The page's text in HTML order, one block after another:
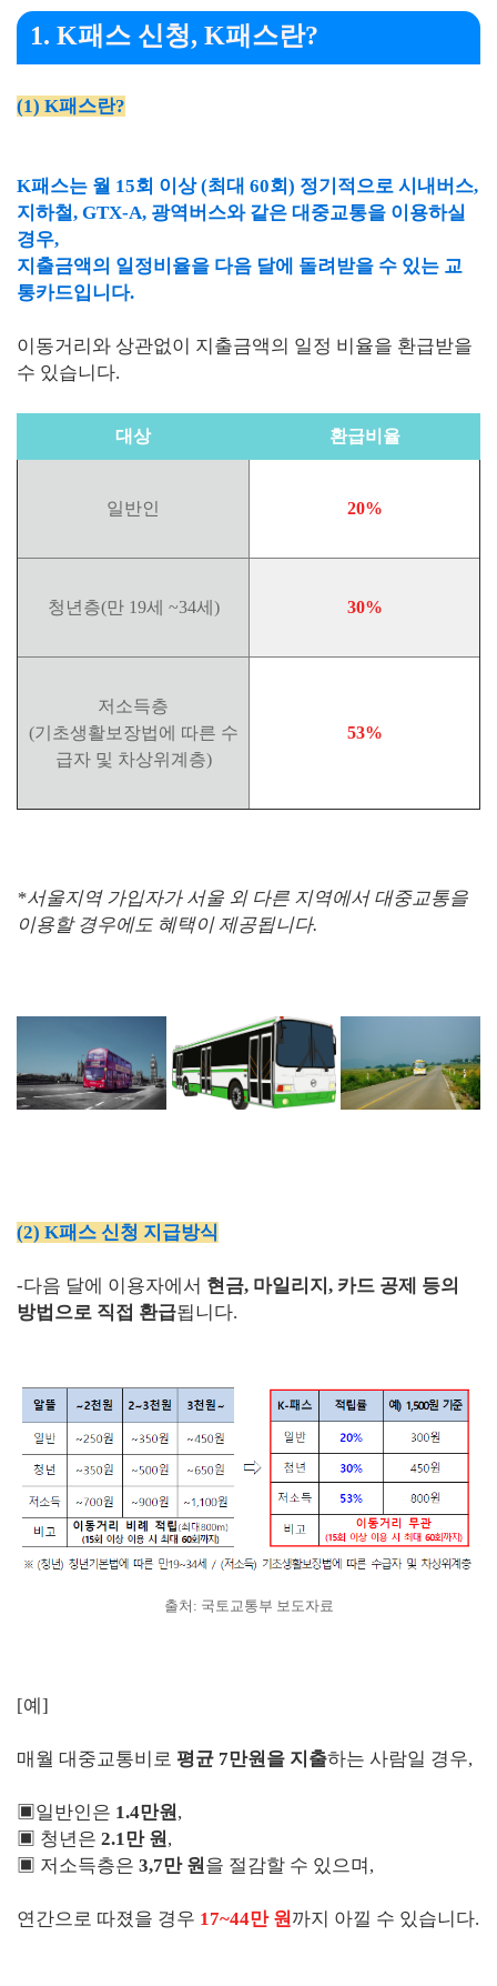
1. K패스 신청, K패스란?
(1) K패스란?
K패스는 월 15회 이상 (최대 60회) 정기적으로 시내버스,
지하철, GTX-A, 광역버스와 같은 대중교통을 이용하실
경우,
지출금액의 일정비율을 다음 달에 돌려받을 수 있는 교
통카드입니다.
이동거리와 상관없이 지출금액의 일정 비율을 환급받을
수 있습니다.
대상 환급비율
일반인 20%
청년층(만 19세 ~34세) 30%
저소득층
(기초생활보장법에 따른 수
급자 및 차상위계층)
53%
*서울지역 가입자가 서울 외 다른 지역에서 대중교통을
이용할 경우에도 혜택이 제공됩니다.
(2) K패스 신청 지급방식
-다음 달에 이용자에서 현금, 마일리지, 카드 공제 등의
방법으로 직접 환급됩니다.
출처: 국토교통부 보도자료
[예]
매월 대중교통비로 평균 7만원을 지출하는 사람일 경우,
▣일반인은 1.4만원 ,
▣ 청년은 2.1만 원 ,
▣ 저소득층은 3,7만 원 을 절감할 수 있으며,
연간으로 따졌을 경우 17~44만 원 까지 아낄 수 있습니다.